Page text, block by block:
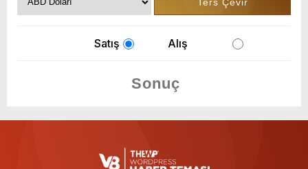
Satış Alış